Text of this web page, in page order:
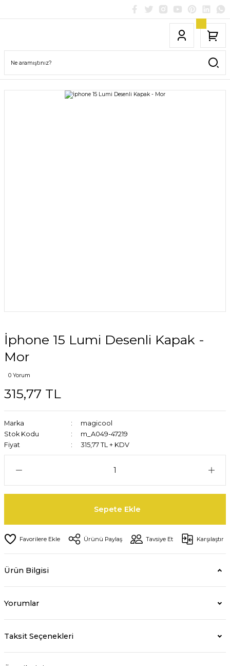
İphone 15 Lumi Desenli Kapak -
Mor
0 Yorum
315,77 TL
Marka
magicool
Stok Kodu
m_A049-47219
Fiyat
315,77 TL + KDV
Sepete Ekle
Ürünü Paylaş Tavsiye Et Karşılaştır
Ürün Bilgisi
Yorumlar
Taksit Seçenekleri